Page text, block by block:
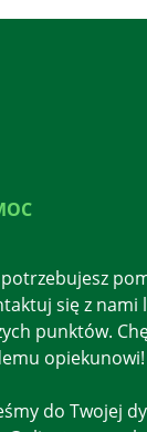
potrzebujesz
się z nami
punktów.
opiekunowi!
do Twojej